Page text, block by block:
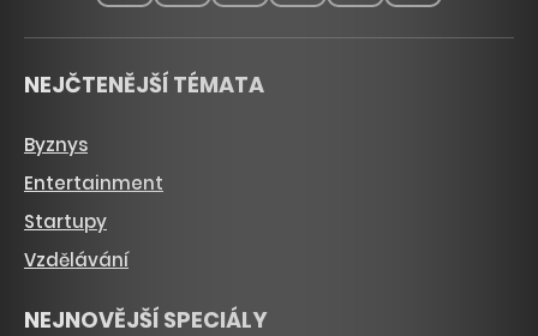
NEJČTENĚJŠÍ TÉMATA
Byznys
Entertainment
Startupy
Vzdělávání
NEJNOVĚJŠÍ SPECIÁLY